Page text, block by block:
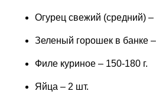
Огурец свежий (средний) –
Зеленый горошек в банке –
Филе куриное – 150-180 г.
Яйца – 2 шт.